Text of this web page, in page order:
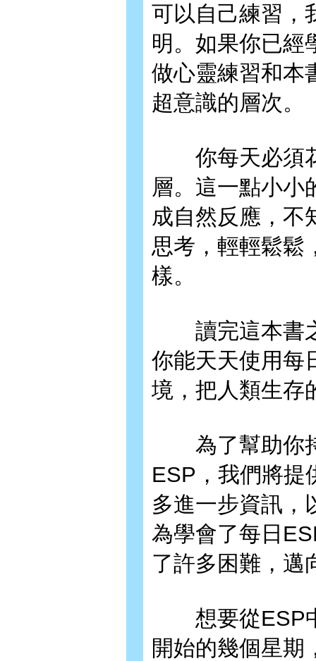
可以自己練習，
明。如果你已經
做心靈練習和本
超意識的層次。
你每天必須花
層。這一點小小
成自然反應，不
思考，輕輕鬆鬆
樣。
讀完這本書之
你能天天使用每
境，把人類生存
為了幫助你持
ESP，我們將提
多進一步資訊，
為學會了每日
了許多困難，邁
想要從ESP中
開始的幾個星期